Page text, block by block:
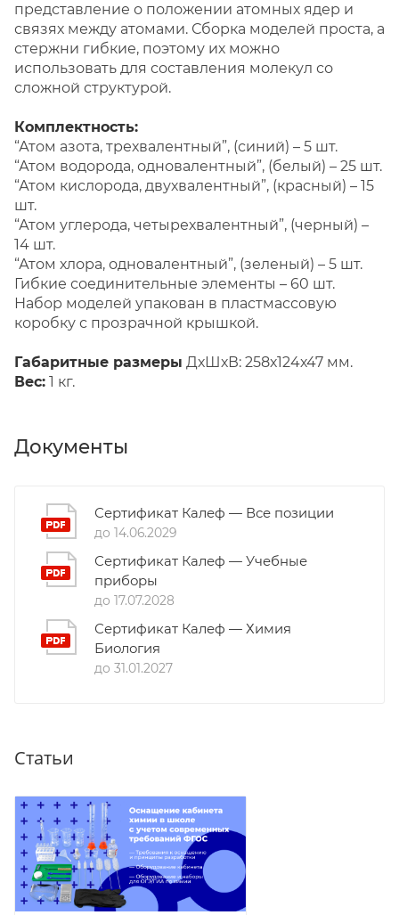
представление о положении атомных ядер и
связях между атомами. Сборка моделей проста, а
стержни гибкие, поэтому их можно
использовать для составления молекул со
сложной структурой.
Комплектность:
“Атом азота, трехвалентный”, (синий) – 5 шт.
“Атом водорода, одновалентный”, (белый) – 25 шт.
“Атом кислорода, двухвалентный”, (красный) – 15
шт.
“Атом углерода, четырехвалентный”, (черный) –
14 шт.
“Атом хлора, одновалентный”, (зеленый) – 5 шт.
Гибкие соединительные элементы – 60 шт.
Набор моделей упакован в пластмассовую
коробку с прозрачной крышкой.
Габаритные размеры ДхШхВ: 258х124х47 мм.
Вес: 1 кг.
Документы
Сертификат Калеф — Все позиции
до 14.06.2029
Сертификат Калеф — Учебные
приборы
до 17.07.2028
Сертификат Калеф — Химия
Биология
до 31.01.2027
Статьи